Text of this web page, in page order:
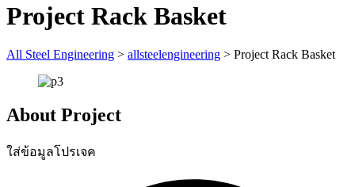
Project Rack Basket
All Steel Engineering > allsteelengineering > Project Rack Basket
About Project
ใส่ข้อมูลโปรเจค